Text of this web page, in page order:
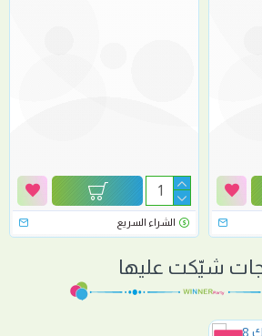
الشراء السريع
شيّكت عليها